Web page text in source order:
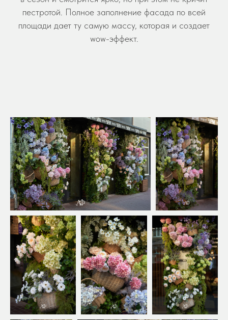
пестротой. Полное заполнение фасада по всей
площади дает ту самую массу, которая и создает
wow-эффект.